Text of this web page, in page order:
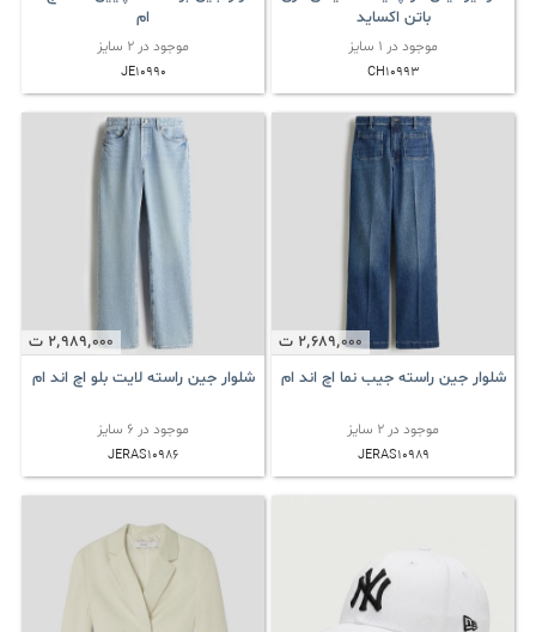
باتن اکساید
موجود در 1 سایز
CH10993
ام
موجود در 2 سایز
JE10990
2٬689٬000 ت
شلوار جین راسته جیب نما اچ اند ام
موجود در 2 سایز
JERAS10989
2٬989٬000 ت
شلوار جین راسته لایت بلو اچ اند ام
موجود در 6 سایز
JERAS10986